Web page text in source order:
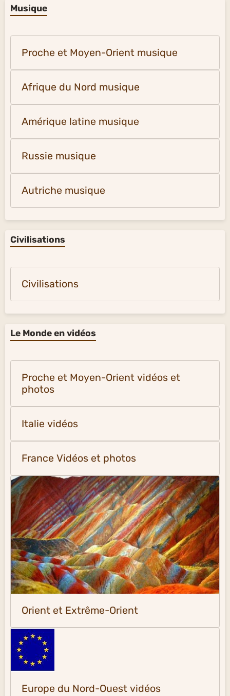
Musique
Proche et Moyen-Orient musique
Afrique du Nord musique
Amérique latine musique
Russie musique
Autriche musique
Civilisations
Civilisations
Le Monde en vidéos
Proche et Moyen-Orient vidéos et
photos
Italie vidéos
France Vidéos et photos
Orient et Extrême-Orient
Europe du Nord-Ouest vidéos